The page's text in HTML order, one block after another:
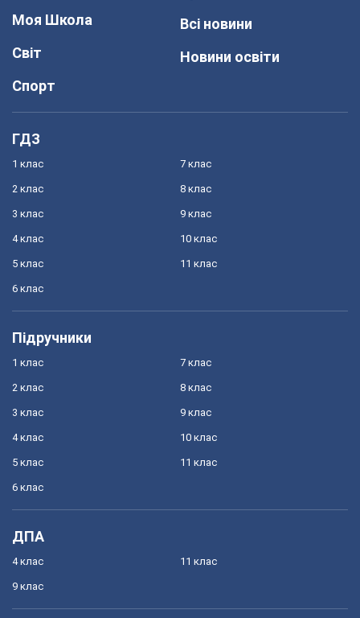
Моя Школа
Світ
Спорт
Всі новини
Новини освіти
ГДЗ
1 клас
2 клас
3 клас
4 клас
5 клас
6 клас
7 клас
8 клас
9 клас
10 клас
11 клас
Підручники
1 клас
2 клас
3 клас
4 клас
5 клас
6 клас
7 клас
8 клас
9 клас
10 клас
11 клас
ДПА
4 клас
9 клас
11 клас